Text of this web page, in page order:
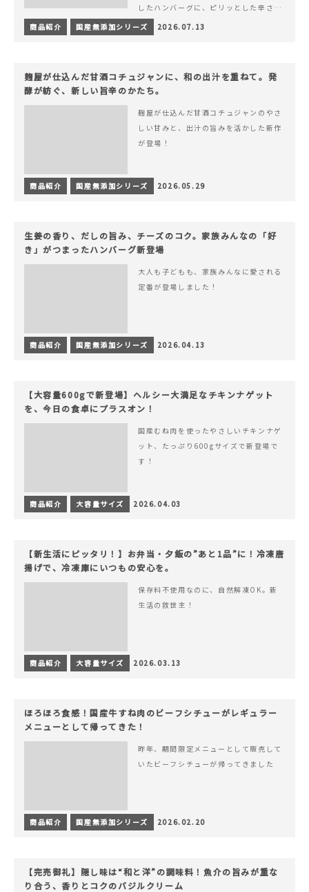
したハンバーグに、ピリッとした辛さと
コク深い旨みが楽しめる特製チリソース
&hellip; 続きを読む ピリッと刺激のあ
商品紹介 国産無添加シリーズ 2026.07.13
麹屋が仕込んだ甘酒コチュジャンに、和の出汁を重ねて。発
酵が紡ぐ、新しい旨辛のかたち。
麹屋が仕込んだ甘酒コチュジャンのやさ
しい甘みと、出汁の旨みを活かした新作
が登場！
商品紹介 国産無添加シリーズ 2026.05.29
生姜の香り、だしの旨み、チーズのコク。家族みんなの「好
き」がつまったハンバーグ新登場
大人も子どもも、家族みんなに愛される
定番が登場しました！
商品紹介 国産無添加シリーズ 2026.04.13
【大容量600gで新登場】ヘルシー大満足なチキンナゲット
を、今日の食卓にプラスオン！
国産むね肉を使ったやさしいチキンナゲ
ット、たっぷり600gサイズで新登場で
す！
商品紹介 大容量サイズ 2026.04.03
【新生活にピッタリ！】お弁当・夕飯の”あと1品”に！冷凍唐
揚げで、冷凍庫にいつもの安心を。
保存料不使用なのに、自然解凍OK。新
生活の救世主！
商品紹介 大容量サイズ 2026.03.13
ほろほろ食感！国産牛すね肉のビーフシチューがレギュラー
メニューとして帰ってきた！
昨年、期間限定メニューとして販売して
いたビーフシチューが帰ってきました
商品紹介 国産無添加シリーズ 2026.02.20
【完売御礼】隠し味は“和と洋”の調味料！魚介の旨みが重な
り合う、香りとコクのバジルクリーム